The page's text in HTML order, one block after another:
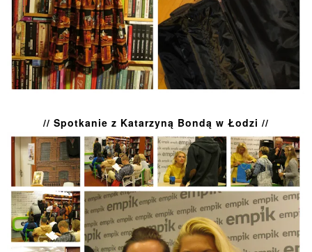
// Spotkanie z Katarzyną Bondą w Łodzi //